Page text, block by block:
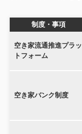
制度・事項
空き家流通推進プラッ
トフォーム
空き家バンク制度